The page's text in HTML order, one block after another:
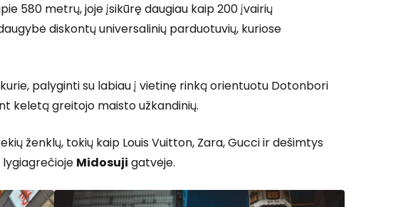
580 metrų, joje įsikūrę daugiau kaip 200 įvairių
diskontų universalinių parduotuvių, kuriose
palyginti su labiau į vietinę rinką orientuotu Dotonbori
keletą greitojo maisto užkandinių.
ženklų, tokių kaip Louis Vuitton, Zara, Gucci ir dešimtys
Midosuji gatvėje.